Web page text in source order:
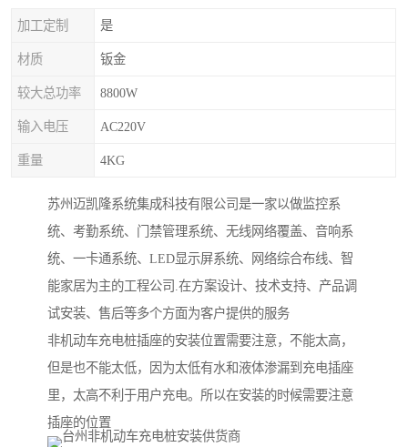
加工定制 是
材质 钣金
较大总功率 8800W
输入电压 AC220V
重量 4KG
苏州迈凯隆系统集成科技有限公司是一家以做监控系
统、考勤系统、门禁管理系统、无线网络覆盖、音响系
统、一卡通系统、LED显示屏系统、网络综合布线、智
能家居为主的工程公司.在方案设计、技术支持、产品调
试安装、售后等多个方面为客户提供的服务
非机动车充电桩插座的安装位置需要注意，不能太高，
但是也不能太低，因为太低有水和液体渗漏到充电插座
里，太高不利于用户充电。所以在安装的时候需要注意
插座的位置